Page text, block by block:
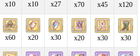
x10 x10 x27 x70 x45 x120
x60 x20 x30 x20 x30 x30